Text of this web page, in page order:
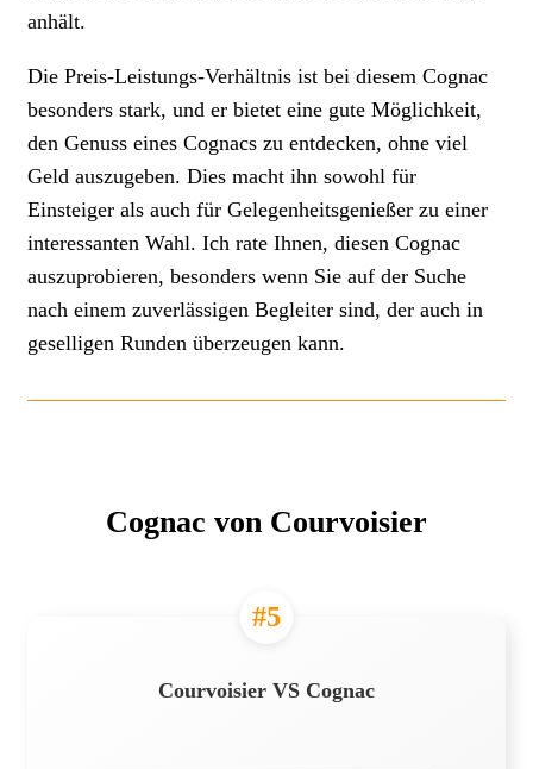
anhält.
Die Preis-Leistungs-Verhältnis ist bei diesem Cognac
besonders stark, und er bietet eine gute Möglichkeit,
den Genuss eines Cognacs zu entdecken, ohne viel
Geld auszugeben. Dies macht ihn sowohl für
Einsteiger als auch für Gelegenheitsgenießer zu einer
interessanten Wahl. Ich rate Ihnen, diesen Cognac
auszuprobieren, besonders wenn Sie auf der Suche
nach einem zuverlässigen Begleiter sind, der auch in
geselligen Runden überzeugen kann.
Cognac von Courvoisier
#5
Courvoisier VS Cognac